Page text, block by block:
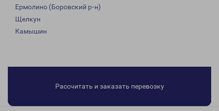
Ермолино (Боровский р-н)
Щелкун
Камышин
Рассчитать и заказать перевозку